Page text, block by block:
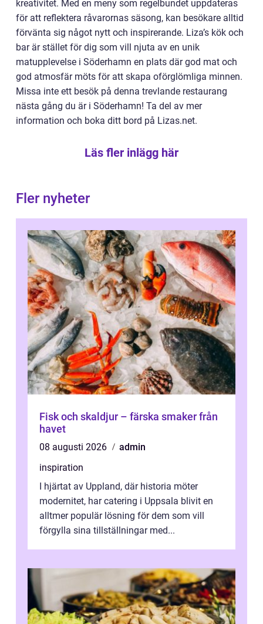
kreativitet. Med en meny som regelbundet uppdateras
för att reflektera råvarornas säsong, kan besökare alltid
förvänta sig något nytt och inspirerande. Liza’s kök och
bar är stället för dig som vill njuta av en unik
matupplevelse i Söderhamn en plats där god mat och
god atmosfär möts för att skapa oförglömliga minnen.
Missa inte ett besök på denna trevlande restaurang
nästa gång du är i Söderhamn! Ta del av mer
information och boka ditt bord på Lizas.net.
Läs fler inlägg här
Fler nyheter
Fisk och skaldjur – färska smaker från
havet
08 augusti 2026
admin
inspiration
I hjärtat av Uppland, där historia möter
modernitet, har catering i Uppsala blivit en
alltmer populär lösning för dem som vill
förgylla sina tillställningar med...